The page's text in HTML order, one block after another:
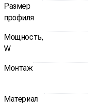
Размер
профиля
Мощность,
W
Монтаж
Материал